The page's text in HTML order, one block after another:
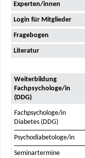
Experten/innen
Login für Mitglieder
Fragebogen
Literatur
Weiterbildung
Fachpsychologe/in
(DDG)
Fachpsychologe/in
Diabetes (DDG)
Psychodiabetologe/in
Seminartermine